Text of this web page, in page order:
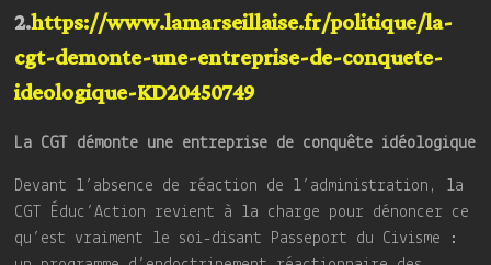
2.https://www.lamarseillaise.fr/politique/la-
cgt-demonte-une-entreprise-de-conquete-
ideologique-KD20450749
La CGT démonte une entreprise de conquête idéologique
Devant l’absence de réaction de l’administration, la
CGT Éduc’Action revient à la charge pour dénoncer ce
qu’est vraiment le soi-disant Passeport du Civisme :